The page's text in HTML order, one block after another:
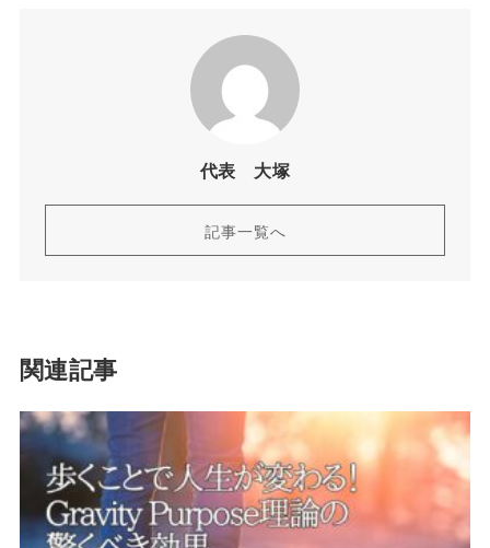
代表 大塚
記事一覧へ
関連記事